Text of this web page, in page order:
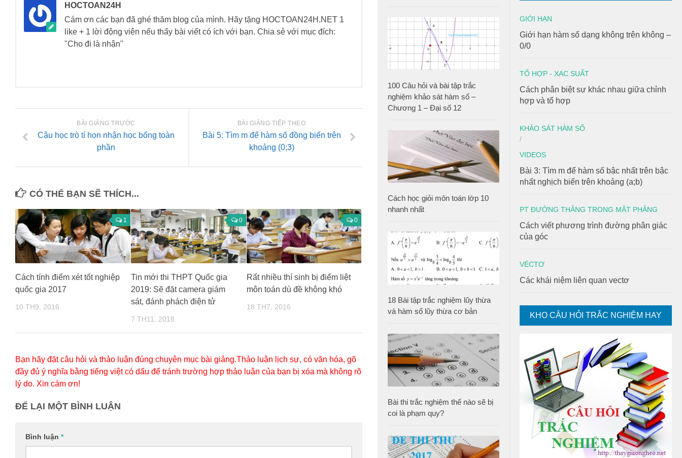
HOCTOAN24H
Cám ơn các bạn đã ghé thăm blog của mình. Hãy tặng HOCTOAN24H.NET 1
like + 1 lời động viên nếu thấy bài viết có ích với bạn. Chia sẻ với mục đích:
"Cho đi là nhận"
BÀI GIẢNG TIẾP THEO
Bài 5: Tìm m để hàm số đồng biến trên
khoảng (0;3)
BÀI GIẢNG TRƯỚC
Cậu học trò tí hon nhận học bổng toàn
phần
CÓ THỂ BẠN SẼ THÍCH...
1
Cách tính điểm xét tốt nghiệp
quốc gia 2017
10 TH9, 2016
0
Tin mới thi THPT Quốc gia
2019: Sẽ đặt camera giám
sát, đánh phách điện tử
7 TH11, 2018
0
Rất nhiều thí sinh bị điểm liệt
môn toán dù đề không khó
18 TH7, 2016
Bạn hãy đặt câu hỏi và thảo luận đúng chuyên mục bài giảng.Thảo luận lịch sự, có văn hóa, gõ
đầy đủ ý nghĩa bằng tiếng việt có dấu để tránh trường hợp thảo luận của bạn bị xóa mà không rõ
lý do. Xin cám ơn!
ĐỂ LẠI MỘT BÌNH LUẬN
Bình luận *
GIỚI HẠN
Giới hạn hàm số dạng không trên không –
0/0
TỔ HỢP - XAC SUẤT
Cách phân biệt sự khác nhau giữa chỉnh
hợp và tổ hợp
KHẢO SÁT HÀM SỐ
/
VIDEOS
Bài 3: Tìm m để hàm số bậc nhất trên bậc
nhất nghịch biến trên khoảng (a;b)
PT ĐƯỜNG THẲNG TRONG MẶT PHẲNG
Cách viết phương trình đường phân giác
của góc
VÉCTƠ
Các khái niệm liên quan vectơ
KHO CÂU HỎI TRẮC NGHIỆM HAY
100 Câu hỏi và bài tập trắc
nghiệm khảo sát hàm số –
Chương 1 – Đại số 12
Cách học giỏi môn toán lớp 10
nhanh nhất
18 Bài tập trắc nghiệm lũy thừa
và hàm số lũy thừa cơ bản
Bài thi trắc nghiệm thế nào sẽ bị
coi là phạm quy?